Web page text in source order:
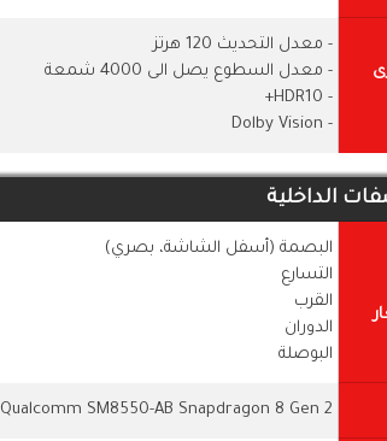
- معدل التحديث 120 هرتز
- معدل السطوع يصل الى 4000 شمعة
- HDR10+
- Dolby Vision
الداخلية
البصمة (أسفل الشاشة، بصري)
التسارع
القرب
الدوران
البوصلة
Qualcomm SM8550-AB Snapdragon 8 Gen 2